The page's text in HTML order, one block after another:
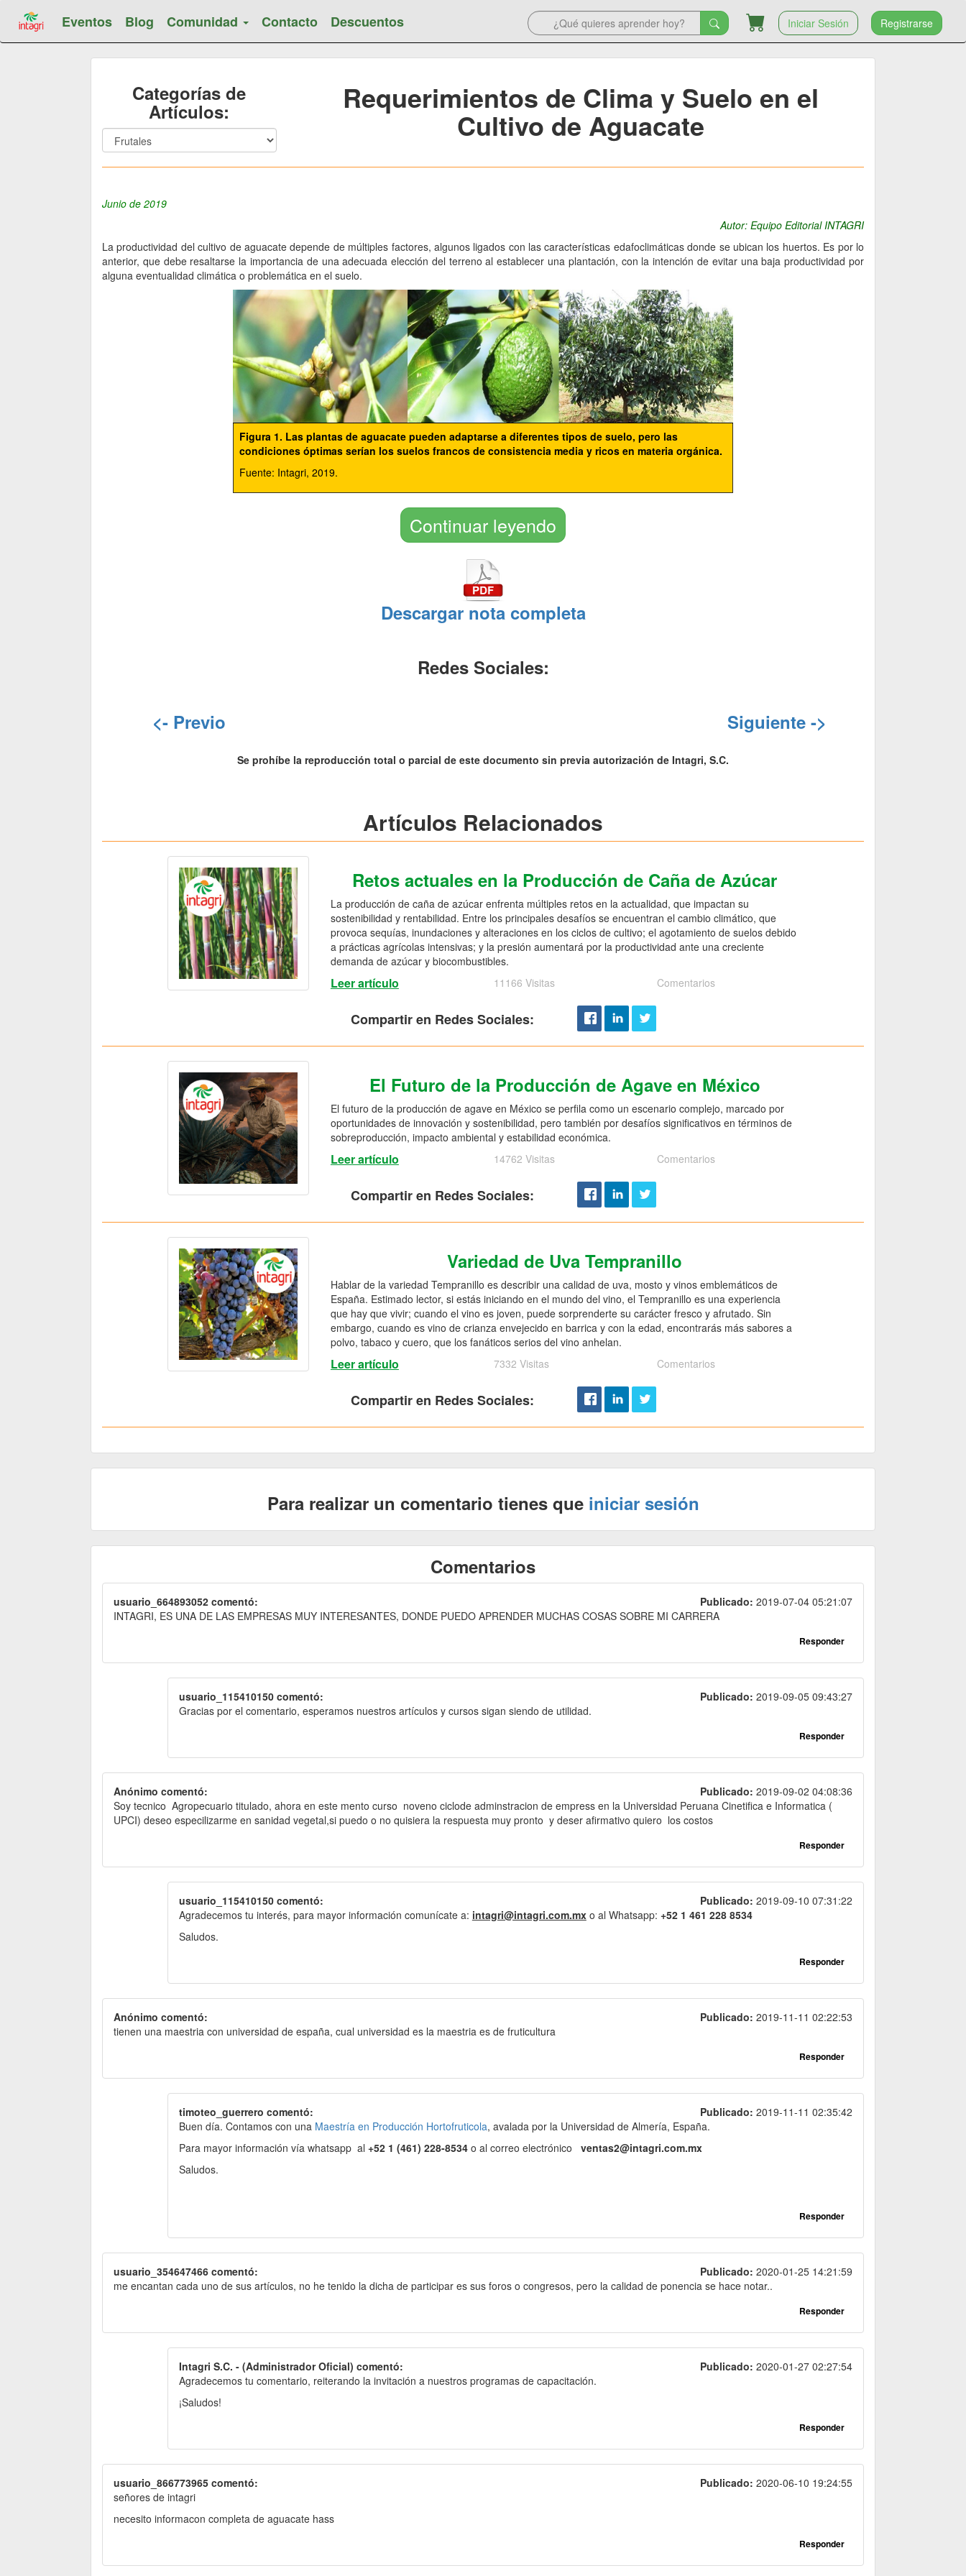
Eventos Blog Comunidad Contacto Descuentos Iniciar Sesión Registrarse
Categorías de
Artículos: Requerimientos de Clima y Suelo en el
Cultivo de Aguacate
Junio de 2019
Autor: Equipo Editorial INTAGRI
La productividad del cultivo de aguacate depende de múltiples factores, algunos ligados con las características edafoclimáticas donde se ubican los huertos. Es por lo
anterior, que debe resaltarse la importancia de una adecuada elección del terreno al establecer una plantación, con la intención de evitar una baja productividad por
alguna eventualidad climática o problemática en el suelo.
Figura 1. Las plantas de aguacate pueden adaptarse a diferentes tipos de suelo, pero las
condiciones óptimas serían los suelos francos de consistencia media y ricos en materia orgánica.
Fuente: Intagri, 2019.
Continuar leyendo
Descargar nota completa
Redes Sociales:
<- Previo Siguiente ->
Se prohíbe la reproducción total o parcial de este documento sin previa autorización de Intagri, S.C.
Artículos Relacionados
Retos actuales en la Producción de Caña de Azúcar
La producción de caña de azúcar enfrenta múltiples retos en la actualidad, que impactan su
sostenibilidad y rentabilidad. Entre los principales desafíos se encuentran el cambio climático, que
provoca sequías, inundaciones y alteraciones en los ciclos de cultivo; el agotamiento de suelos debido
a prácticas agrícolas intensivas; y la presión aumentará por la productividad ante una creciente
demanda de azúcar y biocombustibles.
Leer artículo 11166 Visitas Comentarios
Compartir en Redes Sociales:
El Futuro de la Producción de Agave en México
El futuro de la producción de agave en México se perfila como un escenario complejo, marcado por
oportunidades de innovación y sostenibilidad, pero también por desafíos significativos en términos de
sobreproducción, impacto ambiental y estabilidad económica.
Leer artículo 14762 Visitas Comentarios
Compartir en Redes Sociales:
Variedad de Uva Tempranillo
Hablar de la variedad Tempranillo es describir una calidad de uva, mosto y vinos emblemáticos de
España. Estimado lector, si estás iniciando en el mundo del vino, el Tempranillo es una experiencia
que hay que vivir; cuando el vino es joven, puede sorprenderte su carácter fresco y afrutado. Sin
embargo, cuando es vino de crianza envejecido en barrica y con la edad, encontrarás más sabores a
polvo, tabaco y cuero, que los fanáticos serios del vino anhelan.
Leer artículo 7332 Visitas Comentarios
Compartir en Redes Sociales:
Para realizar un comentario tienes que iniciar sesión
Comentarios
usuario_664893052 comentó: Publicado: 2019-07-04 05:21:07
INTAGRI, ES UNA DE LAS EMPRESAS MUY INTERESANTES, DONDE PUEDO APRENDER MUCHAS COSAS SOBRE MI CARRERA
Responder
usuario_115410150 comentó: Publicado: 2019-09-05 09:43:27
Gracias por el comentario, esperamos nuestros artículos y cursos sigan siendo de utilidad.
Responder
Anónimo comentó: Publicado: 2019-09-02 04:08:36
Soy tecnico Agropecuario titulado, ahora en este mento curso noveno ciclode adminstracion de empress en la Universidad Peruana Cinetifica e Informatica (
UPCI) deseo especilizarme en sanidad vegetal,si puedo o no quisiera la respuesta muy pronto y deser afirmativo quiero los costos
Responder
usuario_115410150 comentó: Publicado: 2019-09-10 07:31:22
Agradecemos tu interés, para mayor información comunícate a: intagri@intagri.com.mxo al Whatsapp: +52 1 461 228 8534
Saludos.
Responder
Anónimo comentó: Publicado: 2019-11-11 02:22:53
tienen una maestria con universidad de españa, cual universidad es la maestria es de fruticultura
Responder
timoteo_guerrero comentó: Publicado: 2019-11-11 02:35:42
Buen día. Contamos con una Maestría en Producción Hortofruticola, avalada por la Universidad de Almería, España.
Para mayor información vía whatsapp al +52 1 (461) 228-8534o al correo electrónico ventas2@intagri.com.mx
Saludos.
Responder
usuario_354647466 comentó: Publicado: 2020-01-25 14:21:59
me encantan cada uno de sus artículos, no he tenido la dicha de participar es sus foros o congresos, pero la calidad de ponencia se hace notar..
Responder
Intagri S.C. - (Administrador Oficial) comentó: Publicado: 2020-01-27 02:27:54
Agradecemos tu comentario, reiterando la invitación a nuestros programas de capacitación.
¡Saludos!
Responder
usuario_866773965 comentó: Publicado: 2020-06-10 19:24:55
señores de intagri
necesito informacon completa de aguacate hass
Responder